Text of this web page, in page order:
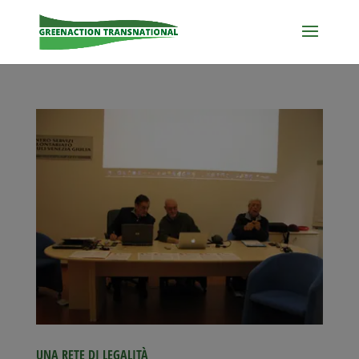
UNA RETE DI LEGALITÀ